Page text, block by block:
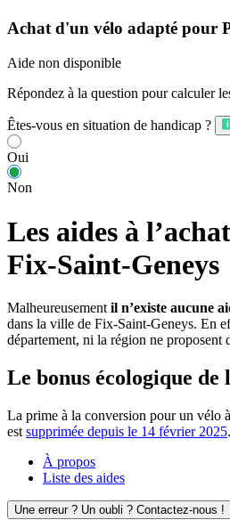
Achat d'un vélo adapté pour
Aide non disponible
Répondez à la question pour calculer
Êtes-vous en situation de handicap ?
Oui
Non
Les aides à
Fix-Saint-Geneys
Malheureusement il n’existe aucune
dans la ville de Fix-Saint-Geneys. En
département, ni la région ne proposent
Le bonus écologique de
La prime à la conversion pour un vélo
est supprimée depuis le 14 février 2025.
À propos
Liste des aides
Une erreur ? Un oubli ? Contactez-nous !